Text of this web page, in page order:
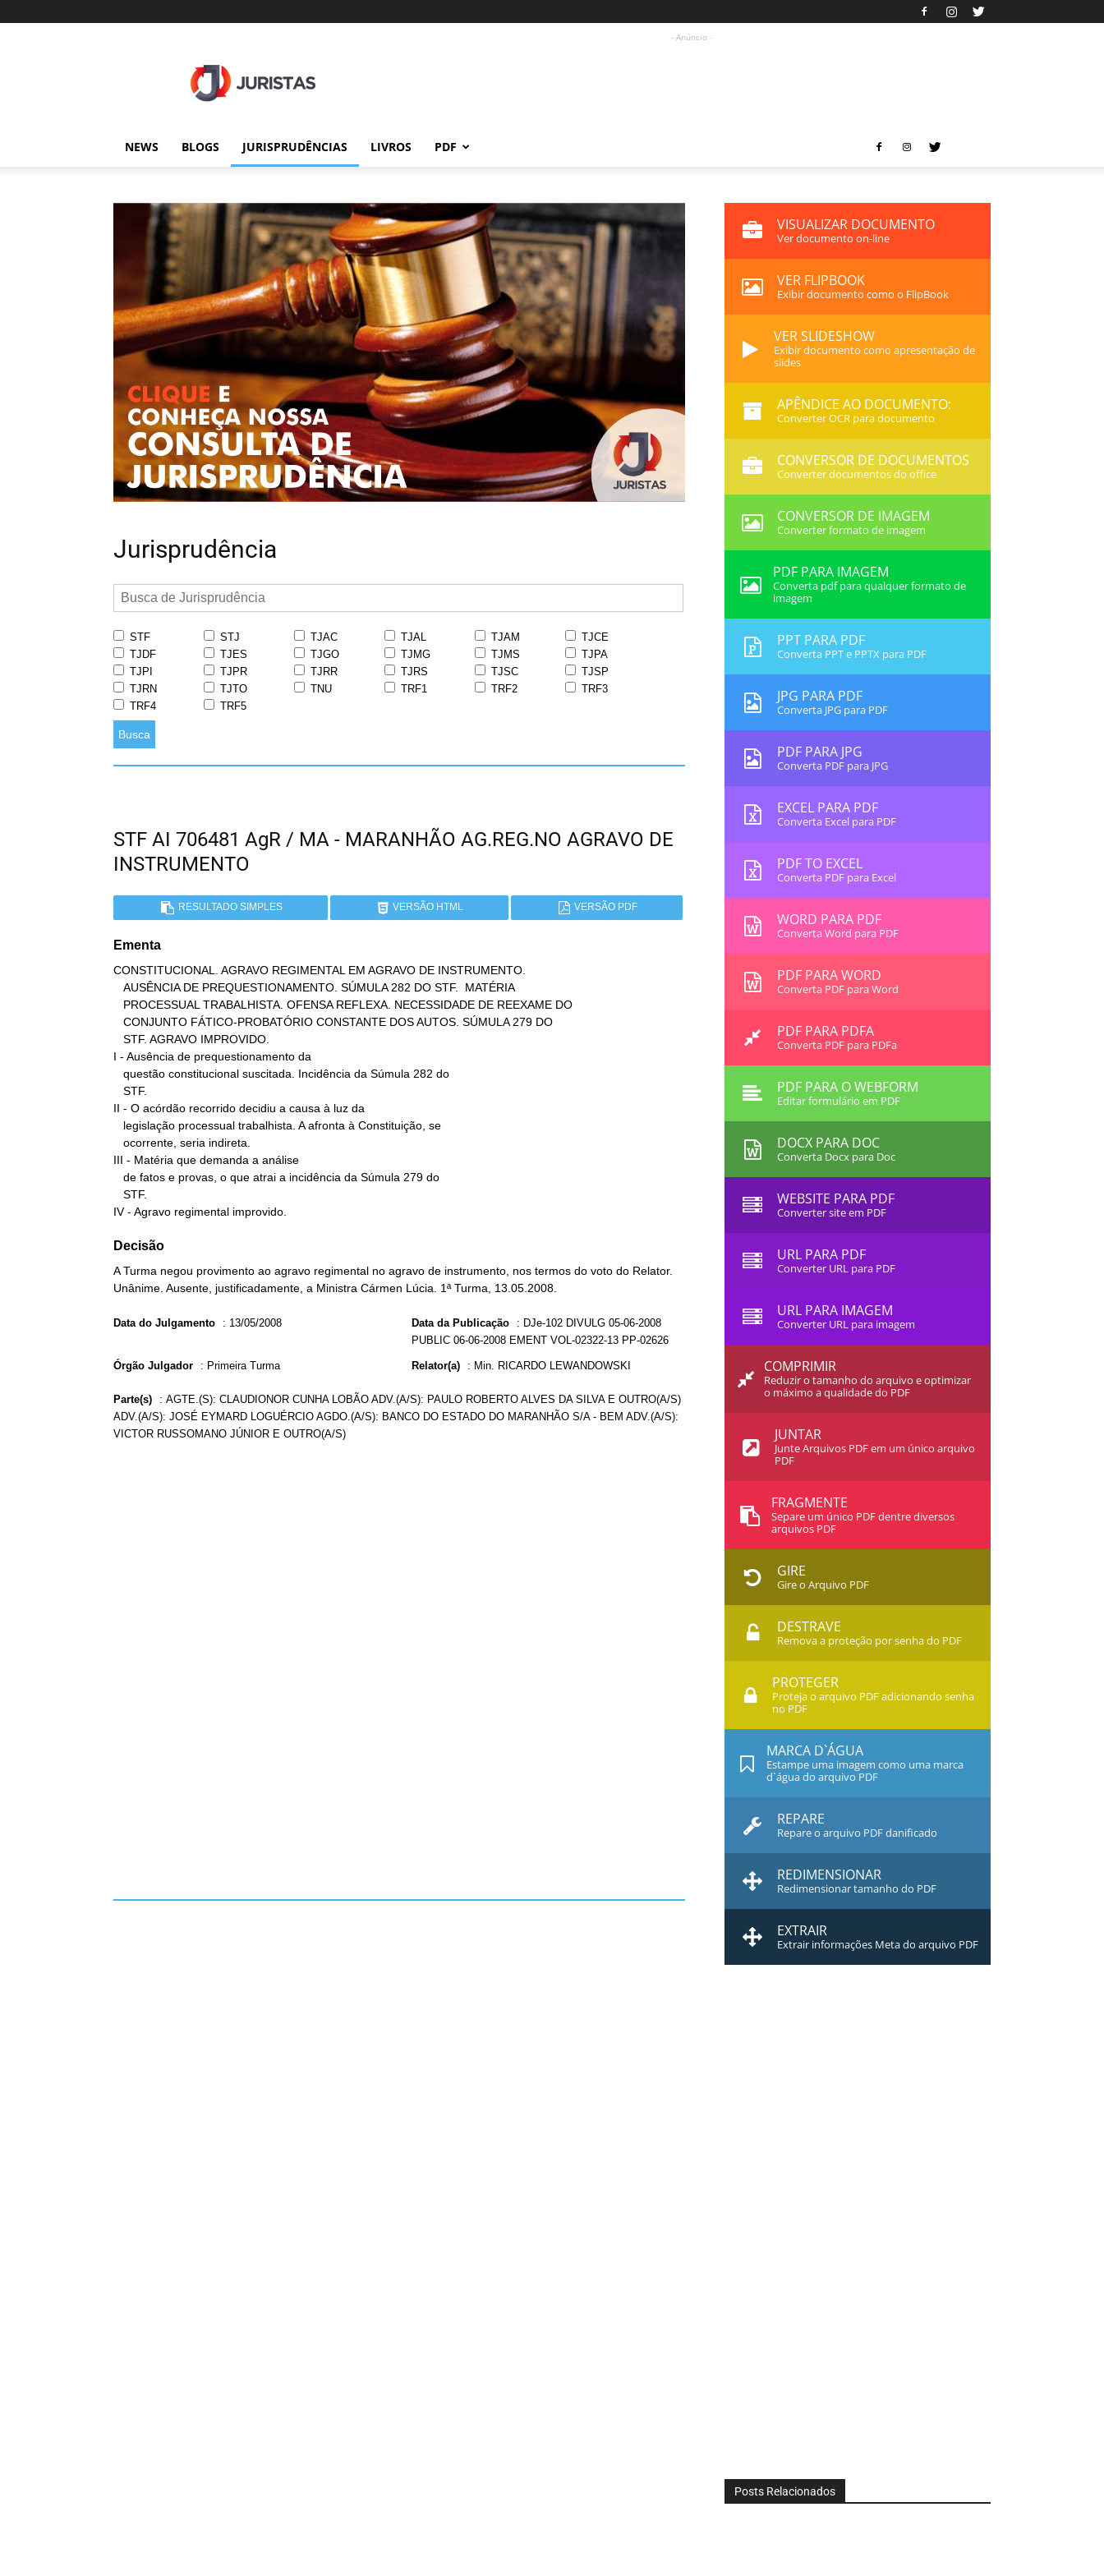
- Anúncio -
NEWS BLOGS JURISPRUDÊNCIAS LIVROS PDF
Jurisprudência
STF STJ TJAC TJAL TJAM
TJCE
TJDF
TJES TJGO TJMG TJMS
TJPA
TJPI
TJPR TJRR TJRS TJSC
TJSP
TJRN
TJTO TNU TRF1 TRF2
TRF3
TRF4
TRF5
Busca
STF AI 706481 AgR / MA - MARANHÃO AG.REG.NO AGRAVO DE
INSTRUMENTO
RESULTADO SIMPLES VERSÃO HTML VERSÃO PDF
Ementa
CONSTITUCIONAL. AGRAVO REGIMENTAL EM AGRAVO DE INSTRUMENTO.
I - Ausência de prequestionamento da
II - O acórdão recorrido decidiu a causa à luz da
III - Matéria que demanda a análise
IV - Agravo regimental improvido.
Decisão
A Turma negou provimento ao agravo regimental no agravo de instrumento, nos termos do voto do Relator.
Unânime. Ausente, justificadamente, a Ministra Cármen Lúcia. 1ª Turma, 13.05.2008.
Data do Julgamento : 13/05/2008 Data da Publicação : DJe-102 DIVULG 05-06-2008
PUBLIC 06-06-2008 EMENT VOL-02322-13 PP-02626
Órgão Julgador : Primeira Turma Relator(a) : Min. RICARDO LEWANDOWSKI
Parte(s) : AGTE.(S): CLAUDIONOR CUNHA LOBÃO ADV.(A/S): PAULO ROBERTO ALVES DA SILVA E OUTRO(A/S)
ADV.(A/S): JOSÉ EYMARD LOGUÉRCIO AGDO.(A/S): BANCO DO ESTADO DO MARANHÃO S/A - BEM ADV.(A/S):
VICTOR RUSSOMANO JÚNIOR E OUTRO(A/S)
VISUALIZAR DOCUMENTO
Ver documento on-line
VER FLIPBOOK
Exibir documento como o FlipBook
VER SLIDESHOW
Exibir documento como apresentação de
slides
APÊNDICE AO DOCUMENTO:
Converter OCR para documento
CONVERSOR DE DOCUMENTOS
Converter documentos do office
CONVERSOR DE IMAGEM
Converter formato de imagem
PDF PARA IMAGEM
Converta pdf para qualquer formato de
imagem
PPT PARA PDF
Converta PPT e PPTX para PDF
JPG PARA PDF
Converta JPG para PDF
PDF PARA JPG
Converta PDF para JPG
EXCEL PARA PDF
Converta Excel para PDF
PDF TO EXCEL
Converta PDF para Excel
WORD PARA PDF
Converta Word para PDF
PDF PARA WORD
Converta PDF para Word
PDF PARA PDFA
Converta PDF para PDFa
PDF PARA O WEBFORM
Editar formulário em PDF
DOCX PARA DOC
Converta Docx para Doc
WEBSITE PARA PDF
Converter site em PDF
URL PARA PDF
Converter URL para PDF
URL PARA IMAGEM
Converter URL para imagem
COMPRIMIR
Reduzir o tamanho do arquivo e optimizar
o máximo a qualidade do PDF
JUNTAR
Junte Arquivos PDF em um único arquivo
PDF
FRAGMENTE
Separe um único PDF dentre diversos
arquivos PDF
GIRE
Gire o Arquivo PDF
DESTRAVE
Remova a proteção por senha do PDF
PROTEGER
Proteja o arquivo PDF adicionando senha
no PDF
MARCA D`ÁGUA
Estampe uma imagem como uma marca
d`água do arquivo PDF
REPARE
Repare o arquivo PDF danificado
REDIMENSIONAR
Redimensionar tamanho do PDF
EXTRAIR
Extrair informações Meta do arquivo PDF
Posts Relacionados